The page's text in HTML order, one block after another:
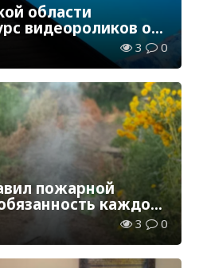
области
видеороликов о
и Конституции
3 0
пожарной
каждого
3 0